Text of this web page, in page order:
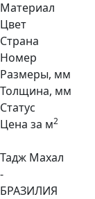
Материал
Цвет
Страна
Номер
Размеры, мм
Толщина, мм
Статус
Цена за м2
Тадж Махал
-
БРАЗИЛИЯ